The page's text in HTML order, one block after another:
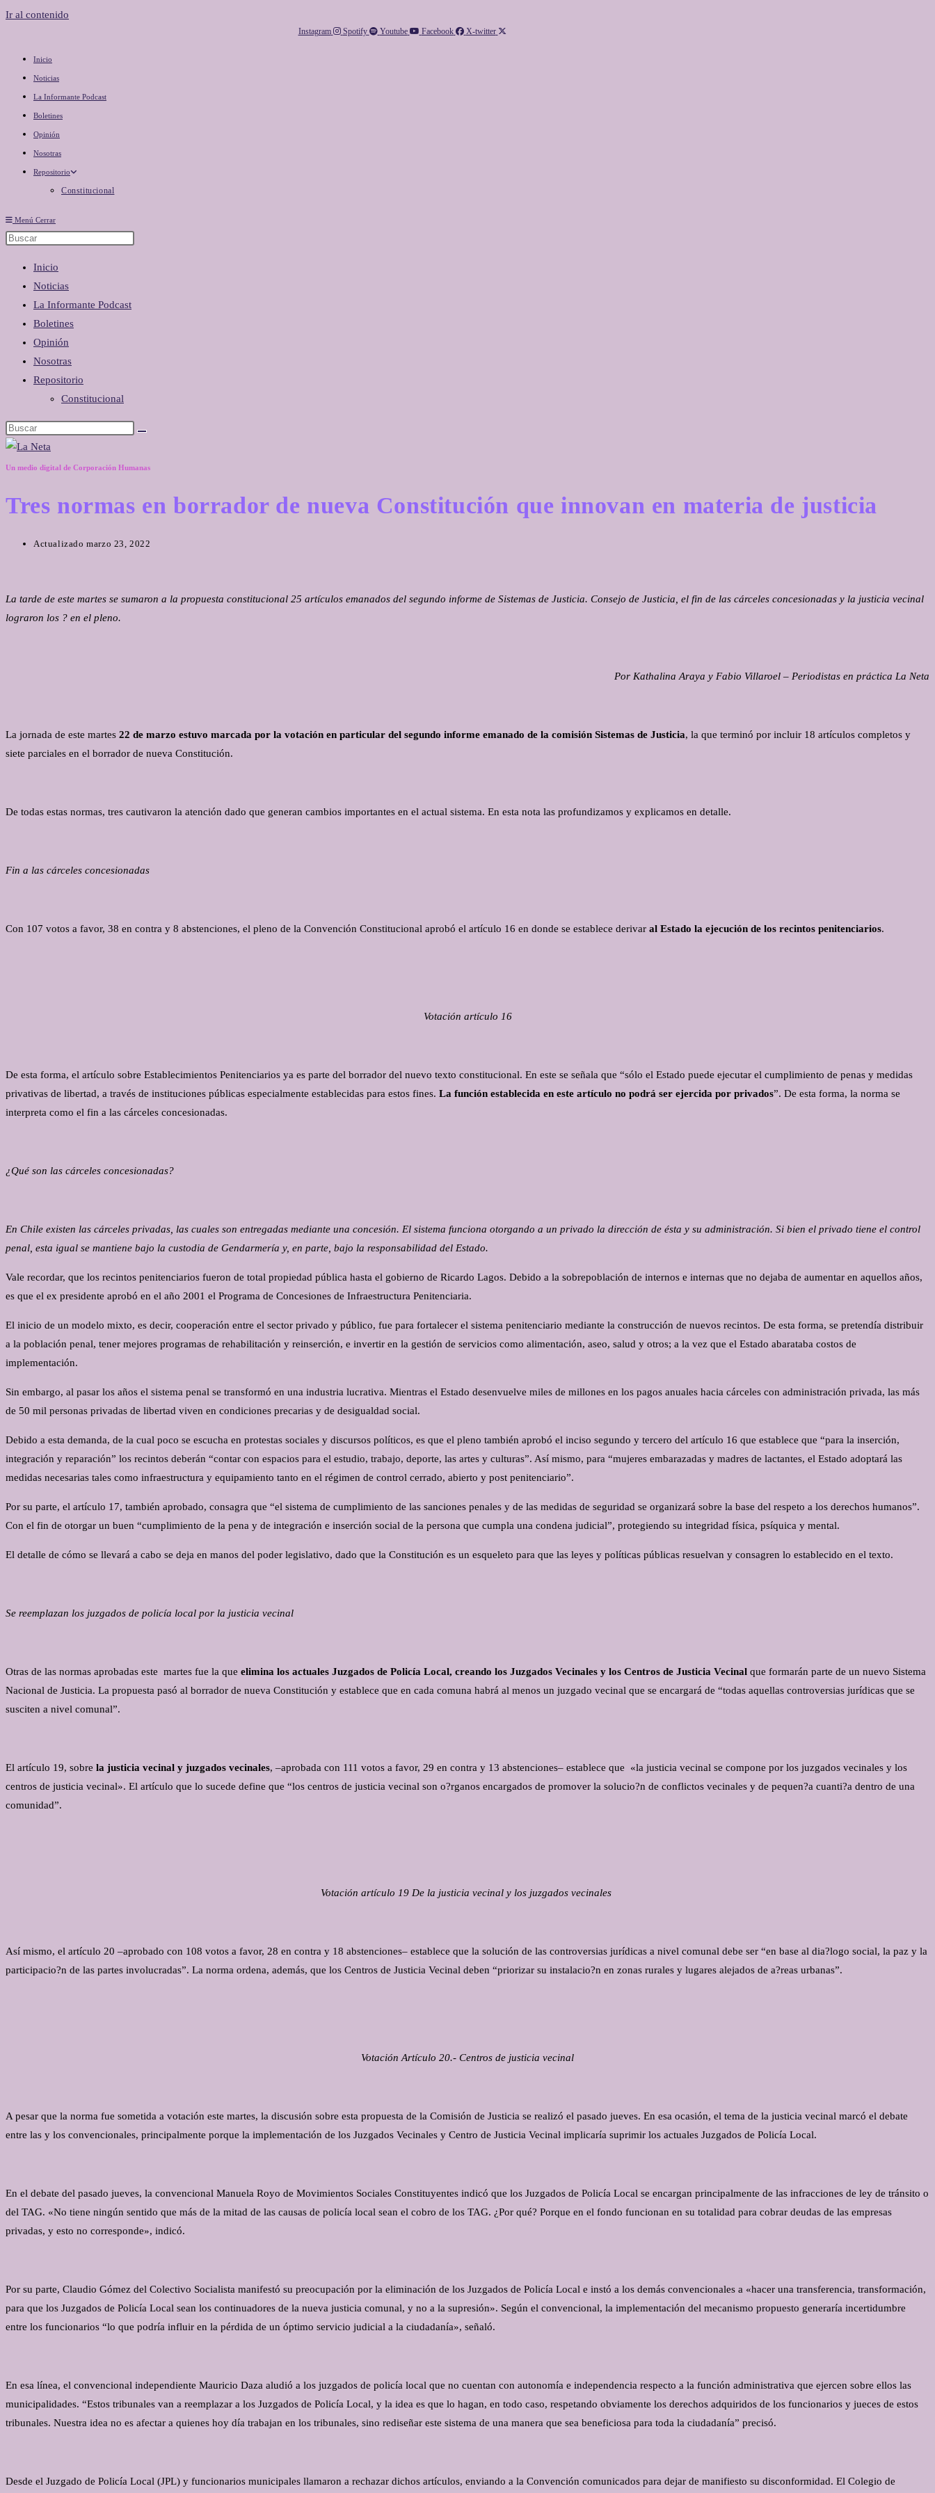
Ir al contenido
Instagram Spotify Youtube Facebook X-twitter
Inicio
Noticias
La Informante Podcast
Boletines
Opinión
Nosotras
Repositorio
Constitucional
Menú Cerrar
Inicio
Noticias
La Informante Podcast
Boletines
Opinión
Nosotras
Repositorio
Constitucional
Un medio digital de Corporación Humanas
Tres normas en borrador de nueva Constitución que innovan en materia de justicia
Actualizadomarzo 23, 2022
La tarde de este martes se sumaron a la propuesta constitucional 25 artículos emanados del segundo informe de Sistemas de Justicia. Consejo de Justicia, el fin de las cárceles concesionadas y la justicia vecinal
lograron los ? en el pleno.
Por Kathalina Araya y Fabio Villaroel – Periodistas en práctica La Neta
La jornada de este martes 22 de marzo estuvo marcada por la votación en particular del segundo informe emanado de la comisión Sistemas de Justicia, la que terminó por incluir 18 artículos completos y
siete parciales en el borrador de nueva Constitución.
De todas estas normas, tres cautivaron la atención dado que generan cambios importantes en el actual sistema. En esta nota las profundizamos y explicamos en detalle.
Fin a las cárceles concesionadas
Con 107 votos a favor, 38 en contra y 8 abstenciones, el pleno de la Convención Constitucional aprobó el artículo 16 en donde se establece derivar al Estado la ejecución de los recintos penitenciarios.
Votación artículo 16
De esta forma, el artículo sobre Establecimientos Penitenciarios ya es parte del borrador del nuevo texto constitucional. En este se señala que “sólo el Estado puede ejecutar el cumplimiento de penas y medidas
privativas de libertad, a través de instituciones públicas especialmente establecidas para estos fines. La función establecida en este artículo no podrá ser ejercida por privados”. De esta forma, la norma se
interpreta como el fin a las cárceles concesionadas.
¿Qué son las cárceles concesionadas?
En Chile existen las cárceles privadas, las cuales son entregadas mediante una concesión. El sistema funciona otorgando a un privado la dirección de ésta y su administración. Si bien el privado tiene el control
penal, esta igual se mantiene bajo la custodia de Gendarmería y, en parte, bajo la responsabilidad del Estado.
Vale recordar, que los recintos penitenciarios fueron de total propiedad pública hasta el gobierno de Ricardo Lagos. Debido a la sobrepoblación de internos e internas que no dejaba de aumentar en aquellos años,
es que el ex presidente aprobó en el año 2001 el Programa de Concesiones de Infraestructura Penitenciaria.
El inicio de un modelo mixto, es decir, cooperación entre el sector privado y público, fue para fortalecer el sistema penitenciario mediante la construcción de nuevos recintos. De esta forma, se pretendía distribuir
a la población penal, tener mejores programas de rehabilitación y reinserción, e invertir en la gestión de servicios como alimentación, aseo, salud y otros; a la vez que el Estado abarataba costos de
implementación.
Sin embargo, al pasar los años el sistema penal se transformó en una industria lucrativa. Mientras el Estado desenvuelve miles de millones en los pagos anuales hacia cárceles con administración privada, las más
de 50 mil personas privadas de libertad viven en condiciones precarias y de desigualdad social.
Debido a esta demanda, de la cual poco se escucha en protestas sociales y discursos políticos, es que el pleno también aprobó el inciso segundo y tercero del artículo 16 que establece que “para la inserción,
integración y reparación” los recintos deberán “contar con espacios para el estudio, trabajo, deporte, las artes y culturas”. Así mismo, para “mujeres embarazadas y madres de lactantes, el Estado adoptará las
medidas necesarias tales como infraestructura y equipamiento tanto en el régimen de control cerrado, abierto y post penitenciario”.
Por su parte, el artículo 17, también aprobado, consagra que “el sistema de cumplimiento de las sanciones penales y de las medidas de seguridad se organizará sobre la base del respeto a los derechos humanos”.
Con el fin de otorgar un buen “cumplimiento de la pena y de integración e inserción social de la persona que cumpla una condena judicial”, protegiendo su integridad física, psíquica y mental.
El detalle de cómo se llevará a cabo se deja en manos del poder legislativo, dado que la Constitución es un esqueleto para que las leyes y políticas públicas resuelvan y consagren lo establecido en el texto.
Se reemplazan los juzgados de policía local por la justicia vecinal
Otras de las normas aprobadas este martes fue la que elimina los actuales Juzgados de Policía Local, creando los Juzgados Vecinales y los Centros de Justicia Vecinal que formarán parte de un nuevo Sistema
Nacional de Justicia. La propuesta pasó al borrador de nueva Constitución y establece que en cada comuna habrá al menos un juzgado vecinal que se encargará de “todas aquellas controversias jurídicas que se
susciten a nivel comunal”.
El artículo 19, sobre la justicia vecinal y juzgados vecinales, –aprobada con 111 votos a favor, 29 en contra y 13 abstenciones– establece que «la justicia vecinal se compone por los juzgados vecinales y los
centros de justicia vecinal». El artículo que lo sucede define que “los centros de justicia vecinal son o?rganos encargados de promover la solucio?n de conflictos vecinales y de pequen?a cuanti?a dentro de una
comunidad”.
Votación artículo 19 De la justicia vecinal y los juzgados vecinales
Así mismo, el artículo 20 –aprobado con 108 votos a favor, 28 en contra y 18 abstenciones– establece que la solución de las controversias jurídicas a nivel comunal debe ser “en base al dia?logo social, la paz y la
participacio?n de las partes involucradas”. La norma ordena, además, que los Centros de Justicia Vecinal deben “priorizar su instalacio?n en zonas rurales y lugares alejados de a?reas urbanas”.
Votación Artículo 20.- Centros de justicia vecinal
A pesar que la norma fue sometida a votación este martes, la discusión sobre esta propuesta de la Comisión de Justicia se realizó el pasado jueves. En esa ocasión, el tema de la justicia vecinal marcó el debate
entre las y los convencionales, principalmente porque la implementación de los Juzgados Vecinales y Centro de Justicia Vecinal implicaría suprimir los actuales Juzgados de Policía Local.
En el debate del pasado jueves, la convencional Manuela Royo de Movimientos Sociales Constituyentes indicó que los Juzgados de Policía Local se encargan principalmente de las infracciones de ley de tránsito o
del TAG. «No tiene ningún sentido que más de la mitad de las causas de policía local sean el cobro de los TAG. ¿Por qué? Porque en el fondo funcionan en su totalidad para cobrar deudas de las empresas
privadas, y esto no corresponde», indicó.
Por su parte, Claudio Gómez del Colectivo Socialista manifestó su preocupación por la eliminación de los Juzgados de Policía Local e instó a los demás convencionales a «hacer una transferencia, transformación,
para que los Juzgados de Policía Local sean los continuadores de la nueva justicia comunal, y no a la supresión». Según el convencional, la implementación del mecanismo propuesto generaría incertidumbre
entre los funcionarios “lo que podría influir en la pérdida de un óptimo servicio judicial a la ciudadanía», señaló.
En esa línea, el convencional independiente Mauricio Daza aludió a los juzgados de policía local que no cuentan con autonomía e independencia respecto a la función administrativa que ejercen sobre ellos las
municipalidades. “Estos tribunales van a reemplazar a los Juzgados de Policía Local, y la idea es que lo hagan, en todo caso, respetando obviamente los derechos adquiridos de los funcionarios y jueces de estos
tribunales. Nuestra idea no es afectar a quienes hoy día trabajan en los tribunales, sino rediseñar este sistema de una manera que sea beneficiosa para toda la ciudadanía” precisó.
Desde el Juzgado de Policía Local (JPL) y funcionarios municipales llamaron a rechazar dichos artículos, enviando a la Convención comunicados para dejar de manifiesto su disconformidad. El Colegio de